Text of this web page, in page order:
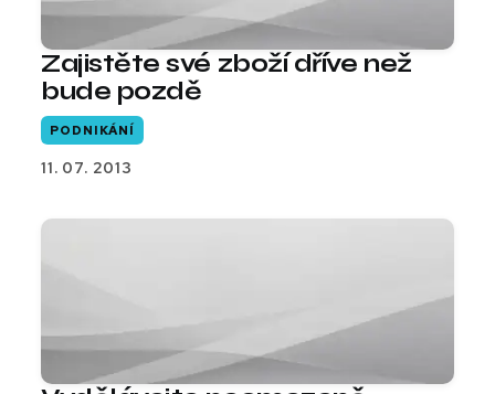
Zajistěte své zboží dříve než
bude pozdě
PODNIKÁNÍ
11. 07. 2013